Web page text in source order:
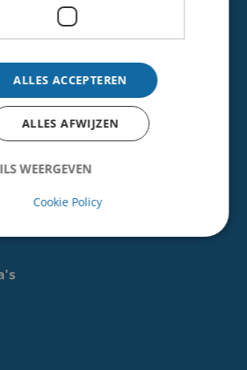
200
ALLES ACCEPTEREN
ALLES AFWIJZEN
WEERGEVEN
Cookie Policy